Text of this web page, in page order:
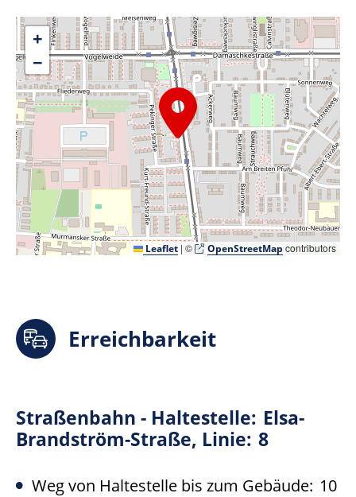
+
−
Leaflet | © OpenStreetMapcontributors
Erreichbarkeit
Straßenbahn - Haltestelle: Elsa-
Brandström-Straße, Linie: 8
Weg von Haltestelle bis zum Gebäude: 10